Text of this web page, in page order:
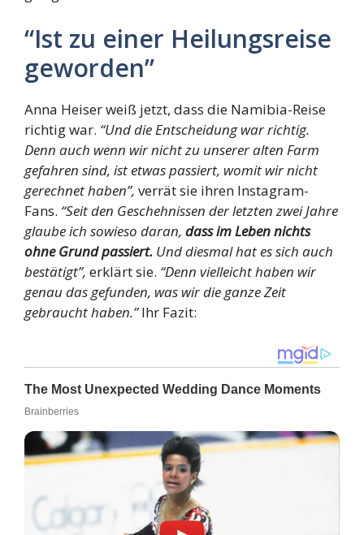
“Ist zu einer Heilungsreise
geworden”
Anna Heiser weiß jetzt, dass die Namibia-Reise
richtig war. “Und die Entscheidung war richtig.
Denn auch wenn wir nicht zu unserer alten Farm
gefahren sind, ist etwas passiert, womit wir nicht
gerechnet haben”, verrät sie ihren Instagram-
Fans. “Seit den Geschehnissen der letzten zwei Jahre
glaube ich sowieso daran, dass im Leben nichts
ohne Grund passiert. Und diesmal hat es sich auch
bestätigt”, erklärt sie. “Denn vielleicht haben wir
genau das gefunden, was wir die ganze Zeit
gebraucht haben.”Ihr Fazit: